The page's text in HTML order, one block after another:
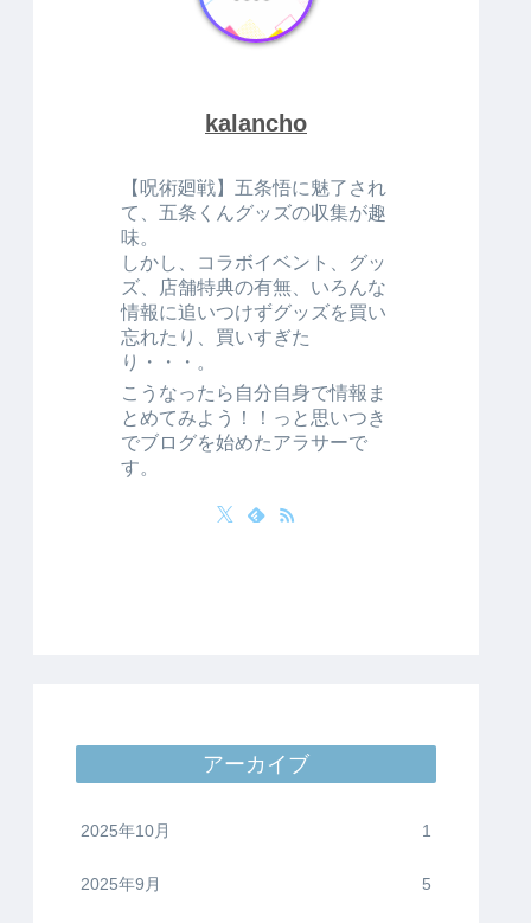
kalancho
【呪術廻戦】五条悟に魅了され
て、五条くんグッズの収集が趣
味。
しかし、コラボイベント、グッ
ズ、店舗特典の有無、いろんな
情報に追いつけずグッズを買い
忘れたり、買いすぎた
り・・・。
こうなったら自分自身で情報ま
とめてみよう！！っと思いつき
でブログを始めたアラサーで
す。
アーカイブ
2025年10月 1
2025年9月 5